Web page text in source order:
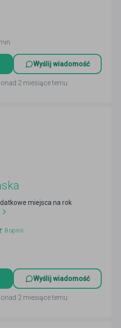
Wyślij wiadomość
2 miesiące temu
miejsca na rok
8 opinii
Wyślij wiadomość
2 miesiące temu